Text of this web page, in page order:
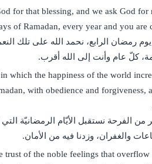
for that blessing, and we ask God for
of Ramadan, every year and you are
رمضان الرابع، نحمد الله على تلك
كلّ عام وأنت إلى الله أقرب.
which the happiness of the world
with obedience and forgiveness,
من الفرحة نستقبل الأيّام الرمضانيّة
والغفران، وزدنا فيه من الأمان.
trust of the noble feelings that overflow